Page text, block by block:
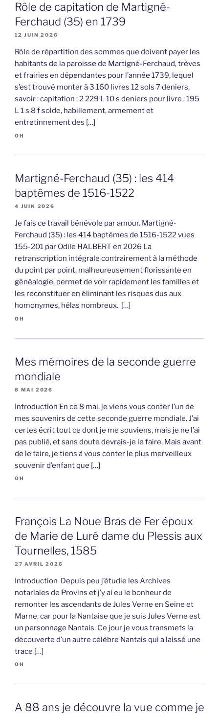
Rôle de capitation de Martigné-
Ferchaud (35) en 1739
12 JUIN 2026
Rôle de répartition des sommes que doivent payer les
habitants de la paroisse de Martigné-Ferchaud, trèves
et frairies en dépendantes pour l’année 1739, lequel
s’est trouvé monter à 3 160 livres 12 sols 7 deniers,
savoir : capitation : 2 229 L 10 s deniers pour livre : 195
L 1 s 8 f solde, habillement, armement et
entretinnement des […]
OH
Martigné-Ferchaud (35) : les 414
baptêmes de 1516-1522
4 JUIN 2026
Je fais ce travail bénévole par amour. Martigné-
Ferchaud (35) : les 414 baptêmes de 1516-1522 vues
155-201 par Odile HALBERT en 2026 La
retranscription intégrale contrairement à la méthode
du point par point, malheureusement florissante en
généalogie, permet de voir rapidement les familles et
les reconstituer en éliminant les risques dus aux
homonymes, hélas nombreux. […]
OH
Mes mémoires de la seconde guerre
mondiale
8 MAI 2026
Introduction En ce 8 mai, je viens vous conter l’un de
mes souvenirs de cette seconde guerre mondiale. J’ai
certes écrit tout ce dont je me souviens, mais je ne l’ai
pas publié, et sans doute devrais-je le faire. Mais avant
de le faire, je tiens à vous conter le plus merveilleux
souvenir d’enfant que […]
OH
François La Noue Bras de Fer époux
de Marie de Luré dame du Plessis aux
Tournelles, 1585
27 AVRIL 2026
Introduction Depuis peu j’étudie les Archives
notariales de Provins et j’y ai eu le bonheur de
remonter les ascendants de Jules Verne en Seine et
Marne, car pour la Nantaise que je suis Jules Verne est
un personnage Nantais. Ce jour je vous transmets la
découverte d’un autre célèbre Nantais qui a laissé une
trace […]
OH
A 88 ans je découvre la vue comme je